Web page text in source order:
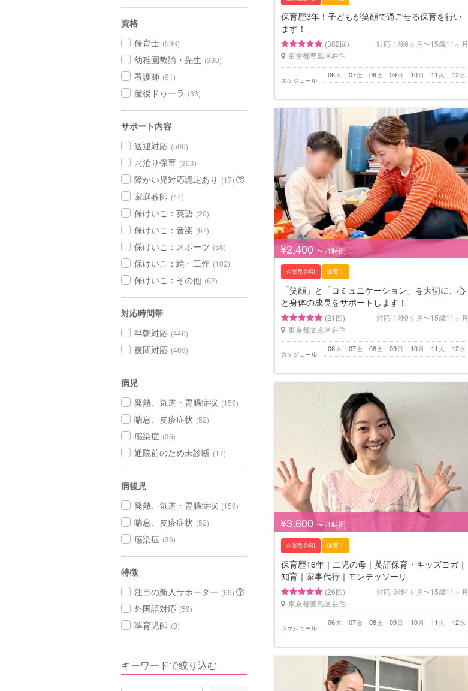
資格
保育士 (593)
幼稚園教諭・先生 (330)
看護師 (91)
産後ドゥーラ (33)
サポート内容
送迎対応 (506)
お泊り保育 (303)
障がい児対応認定あり (17)
家庭教師 (44)
保けいこ：英語 (20)
保けいこ：音楽 (67)
保けいこ：スポーツ (58)
保けいこ：絵・工作 (102)
保けいこ：その他 (62)
対応時間帯
早朝対応 (446)
夜間対応 (469)
病児
発熱、気道・胃腸症状 (159)
喘息、皮疹症状 (52)
感染症 (36)
通院前のため未診断 (17)
病後児
発熱、気道・胃腸症状 (159)
喘息、皮疹症状 (52)
感染症 (36)
特徴
注目の新人サポーター (69)
外国語対応 (59)
準育児師 (8)
キーワードで絞り込む
保育歴3年！子どもが笑顔で過ごせる保育を行い
ます！
(382回) 対応 1歳6ヶ月〜15歳11ヶ月
東京都豊島区在住
スケジュール
木
06 金
07 土
08 日
09 月
10 火
11 水
12
¥2,400 〜 /1時間
企業型割引 保育士
「笑顔」と「コミュニケーション」を大切に、心
と身体の成長をサポートします！
(21回) 対応 1歳0ヶ月〜15歳11ヶ月
東京都文京区在住
スケジュール
木
06 金
07 土
08 日
09 月
10 火
11 水
12
¥3,600 〜 /1時間
企業型割引 保育士
保育歴16年｜二児の母｜英語保育・キッズヨガ｜
知育｜家事代行｜モンテッソーリ
(26回) 対応 0歳4ヶ月〜15歳11ヶ月
東京都豊島区在住
スケジュール
木
06 金
07 土
08 日
09 月
10 火
11 水
12